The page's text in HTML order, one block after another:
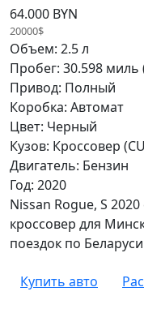
64.000 BYN
20000$
Объем: 2.5 л
Пробег: 30.598 миль
Привод: Полный
Коробка: Автомат
Цвет: Черный
Кузов: Кроссовер
Двигатель: Бензин
Год: 2020
Nissan Rogue, S
кроссовер для
поездок по
Купить авто